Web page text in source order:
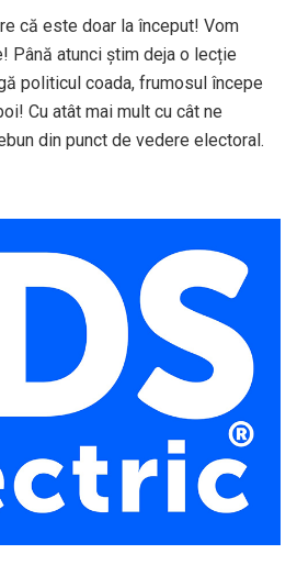
că este doar la început! Vom
Până atunci știm deja o lecție
politicul coada, frumosul începe
Cu atât mai mult cu cât ne
din punct de vedere electoral.